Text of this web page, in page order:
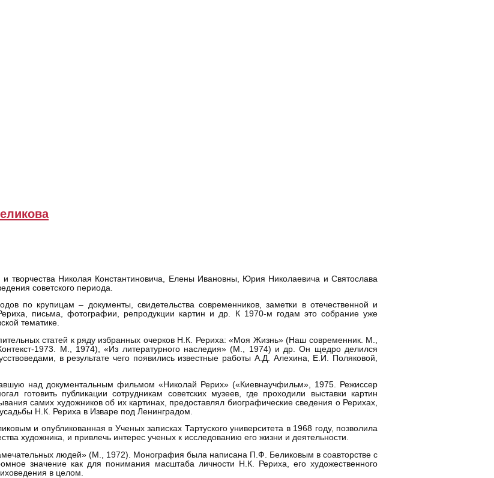
творчества Николая Константиновича, Елены Ивановны, Юрия Николаевича и Святослава
советского периода.
по крупицам – документы, свидетельства современников, заметки в отечественной и
письма, фотографии, репродукции картин и др. К 1970-м годам это собрание уже
тематике.
статей к ряду избранных очерков Н.К. Рериха: «Моя Жизнь» (Наш современник. М.,
1973. М., 1974), «Из литературного наследия» (М., 1974) и др. Он щедро делился
в результате чего появились известные работы А.Д. Алехина, Е.И. Поляковой,
над документальным фильмом «Николай Рерих» («Киевнаучфильм», 1975. Режиссер
готовить публикации сотрудникам советских музеев, где проходили выставки картин
самих художников об их картинах, предоставлял биографические сведения о Рерихах,
Н.К. Рериха в Изваре под Ленинградом.
и опубликованная в Ученых записках Тартуского университета в 1968 году, позволила
художника, и привлечь интерес ученых к исследованию его жизни и деятельности.
людей» (М., 1972). Монография была написана П.Ф. Беликовым в соавторстве с
значение как для понимания масштаба личности Н.К. Рериха, его художественного
в целом.